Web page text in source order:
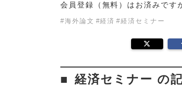
会員登録（無料）はお済みです
#海外論文 #経済 #経済セミナー
経済セミナー の